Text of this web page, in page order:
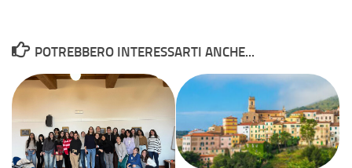
POTREBBERO INTERESSARTI ANCHE...